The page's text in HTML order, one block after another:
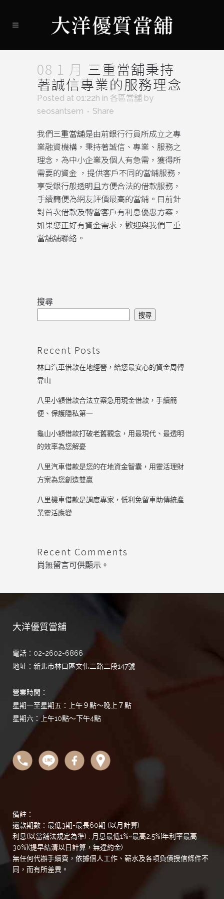
08 1 月 三重當舖秉持
著誠信專業的服務理念
Posted at 01:22h in 各區當舖 by
seosantsem
Share
我們三重當舖是由前銀行行員所成立之專
業融資機構，秉持著誠信、專業、服務之
理念，為中小企業及個人有急需，獲得所
需要的資金 ，提供客戶不同的當鋪服務，
享受銀行般透明且方便合法的借款服務，
手續簡便為網友評價最高的當鋪。目前針
對首次借款及轉當客戶有利息優惠方案，
如果您正好有資金需求，歡迎與我們三重
當舖舖聯絡。
搜尋
搜尋
Recent Posts
林口汽車借款在地經營，給您最安心的資金周轉
靠山
八里小額借款合法立案急用現金借款，手續簡
便、保護隱私第一
龜山小額借款打破老舊觀念，用最現代、最透明
的效率為您解憂
八里汽車借款是您的在地資金智囊，用靈活理財
方案為您創造雙贏
八里機車借款是調度專家，低利免留車助傳統產
業靈活應變
Recent Comments
尚無留言可供顯示。
大洋優質當舖
電話：02-2602-6866
地址：新北市林口區文化二路二段147號
營業時間：
星期一至星期五：上午９點～晚上７點
星期六：上午10點～下午4點
備註：
還款期數：最低3期-最長60期 (以月計算)
利息(以當舖法規定為準) : 月息最低1%~最高2.5%[年利率最高
30%](提早結清以日計算，無違約金)
無任何代辦手續費，依據個人工作、薪水及各項負債授信條件不
同，而有所差異。